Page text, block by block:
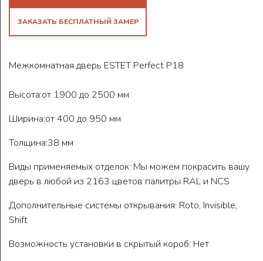
ЗАКАЗАТЬ БЕСПЛАТНЫЙ ЗАМЕР
Межкомнатная дверь ESTET Perfect P18
Высота:от 1900 до 2500 мм
Ширина:от 400 до 950 мм
Толщина:38 мм
Виды применяемых отделок: Мы можем покрасить вашу
дверь в любой из 2163 цветов палитры RAL и NCS
Дополнительные системы открывания: Roto, Invisible,
Shift
Возможность установки в скрытый короб: Нет